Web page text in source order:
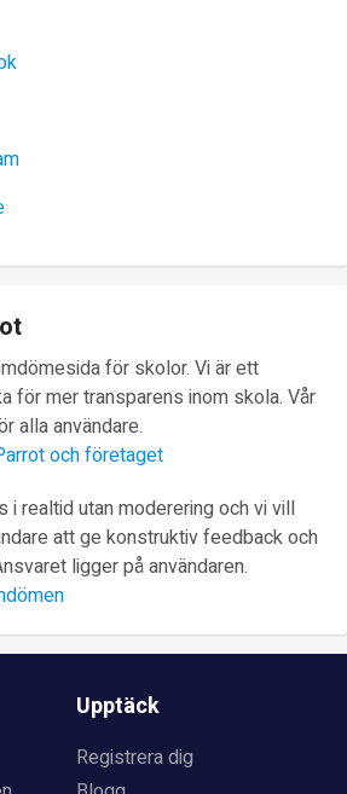
för skolor. Vi är ett
för mer transparens inom skola. Vår
alla användare.
och företaget
i realtid utan moderering och vi vill
att ge konstruktiv feedback och
ligger på användaren.
Upptäck
Registrera dig